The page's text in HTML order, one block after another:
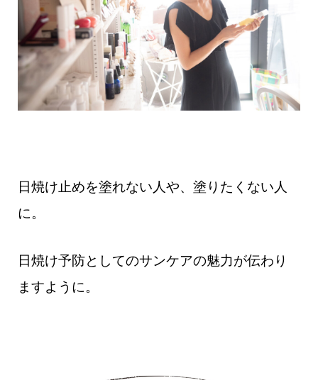
日焼け止めを塗れない人や、塗りたくない人
に。
日焼け予防としてのサンケアの魅力が伝わり
ますように。